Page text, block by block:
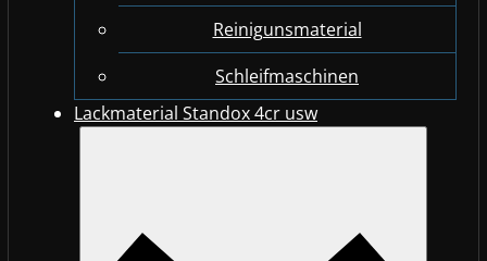
Reinigunsmaterial
Schleifmaschinen
Lackmaterial Standox 4cr usw